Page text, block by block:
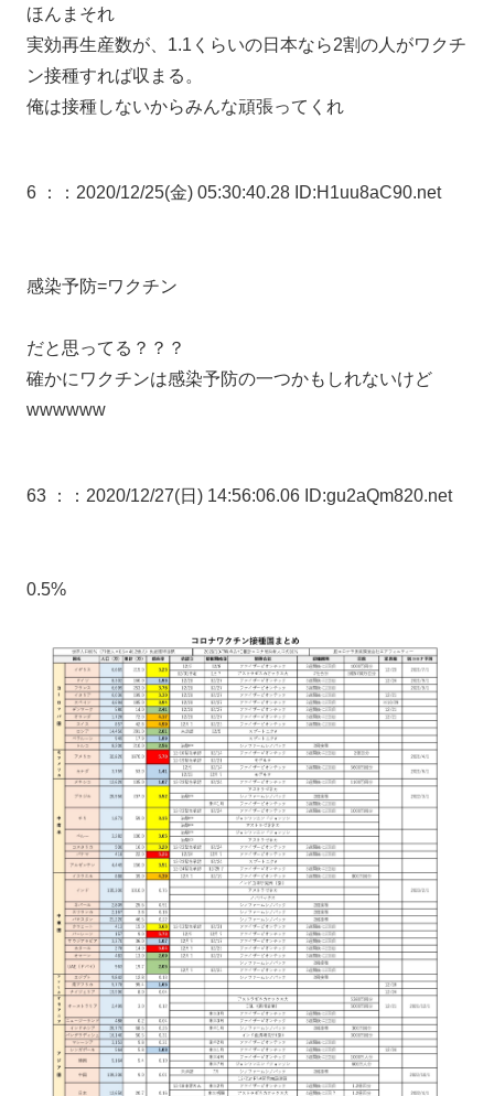
ほんまそれ
実効再生産数が、1.1くらいの日本なら2割の人がワクチ
ン接種すれば収まる。
俺は接種しないからみんな頑張ってくれ
6 ： ：2020/12/25(金) 05:30:40.28 ID:H1uu8aC90.net
感染予防=ワクチン
だと思ってる？？？
確かにワクチンは感染予防の一つかもしれないけど
wwwwww
63 ： ：2020/12/27(日) 14:56:06.06 ID:gu2aQm820.net
0.5%